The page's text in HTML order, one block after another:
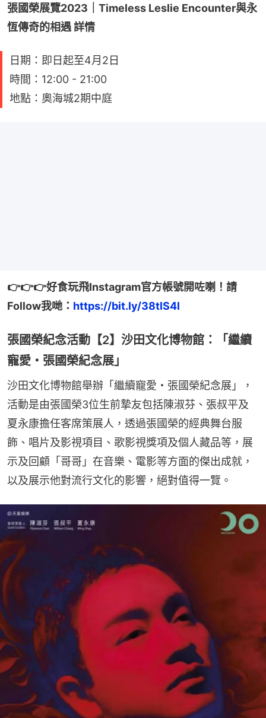
張國榮展覽2023｜Timeless Leslie Encounter與永
恆傳奇的相遇 詳情
日期：即日起至4月2日
時間：12:00 - 21:00
地點：奧海城2期中庭
👉👉👉好食玩飛Instagram官方帳號開咗喇！請
Follow我哋： https://bit.ly/38tlS4l
張國榮紀念活動【2】沙田文化博物館：「繼續
寵愛・張國榮紀念展」
沙田文化博物館舉辦「繼續寵愛・張國榮紀念展」，
活動是由張國榮3位生前摯友包括陳淑芬、張叔平及
夏永康擔任客席策展人，透過張國榮的經典舞台服
飾、唱片及影視項目、歌影視獎項及個人藏品等，展
示及回顧「哥哥」在音樂、電影等方面的傑出成就，
以及展示他對流行文化的影響，絕對值得一覽。